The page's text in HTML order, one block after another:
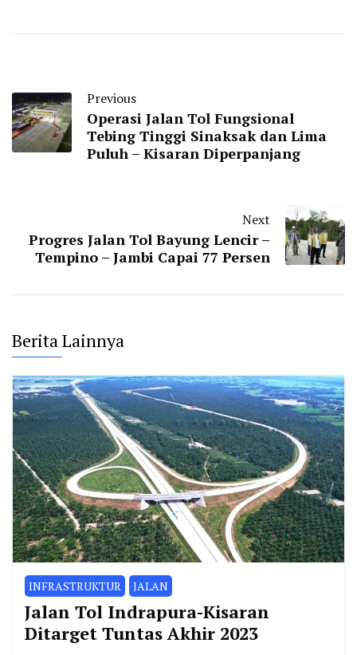
Previous
Operasi Jalan Tol Fungsional
Tebing Tinggi Sinaksak dan Lima
Puluh – Kisaran Diperpanjang
Next
Progres Jalan Tol Bayung Lencir –
Tempino – Jambi Capai 77 Persen
Berita Lainnya
INFRASTRUKTUR JALAN
Jalan Tol Indrapura-Kisaran
Ditarget Tuntas Akhir 2023